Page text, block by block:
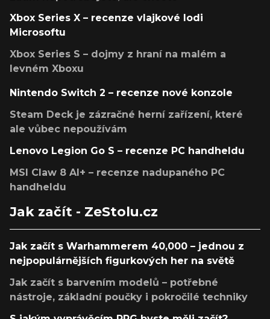
Xbox Series X – recenze vlajkové lodi
Microsoftu
Xbox Series S – dojmy z hraní na malém a
levném Xboxu
Nintendo Switch 2 – recenze nové konzole
Steam Deck je zázračné herní zařízení, které
ale vůbec nepoužívám
Lenovo Legion Go S – recenze PC handheldu
MSI Claw 8 AI+ – recenze nadupaného PC
handheldu
Jak začít - ZeStolu.cz
Jak začít s Warhammerem 40,000 – jednou z
nejpopulárnějších figurkových her na světě
Jak začít s barvením modelů – potřebné
nástroje, základní poučky i pokročilé techniky